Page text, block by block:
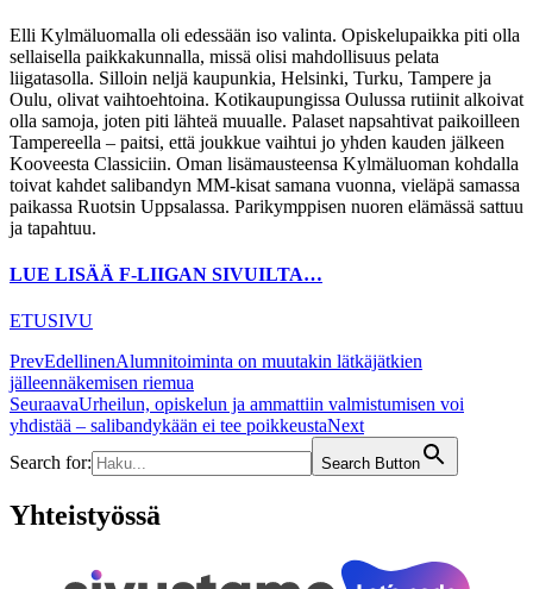
Elli Kylmäluomalla oli edessään iso valinta. Opiskelupaikka piti olla
sellaisella paikkakunnalla, missä olisi mahdollisuus pelata
liigatasolla. Silloin neljä kaupunkia, Helsinki, Turku, Tampere ja
Oulu, olivat vaihtoehtoina. Kotikaupungissa Oulussa rutiinit alkoivat
olla samoja, joten piti lähteä muualle. Palaset napsahtivat paikoilleen
Tampereella – paitsi, että joukkue vaihtui jo yhden kauden jälkeen
Kooveesta Classiciin. Oman lisämausteensa Kylmäluoman kohdalla
toivat kahdet salibandyn MM-kisat samana vuonna, vieläpä samassa
paikassa Ruotsin Uppsalassa. Parikymppisen nuoren elämässä sattuu
ja tapahtuu.
LUE LISÄÄ F-LIIGAN SIVUILTA…
ETUSIVU
PrevEdellinenAlumnitoiminta on muutakin lätkäjätkien
jälleennäkemisen riemua
SeuraavaUrheilun, opiskelun ja ammattiin valmistumisen voi
yhdistää – salibandykään ei tee poikkeustaNext
Search for:
Search Button
Yhteistyössä